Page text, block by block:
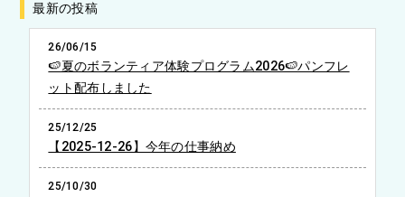
最新の投稿
26/06/15
🍉夏のボランティア体験プログラム2026🍉パンフレ
ット配布しました
25/12/25
【2025-12-26】今年の仕事納め
25/10/30